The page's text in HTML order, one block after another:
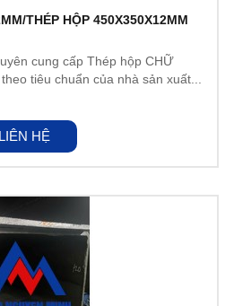
THÉP HỘP 450X350X12MM
cung cấp Thép hộp CHỮ
tiêu chuẩn của nhà sản xuất...
LIÊN HỆ